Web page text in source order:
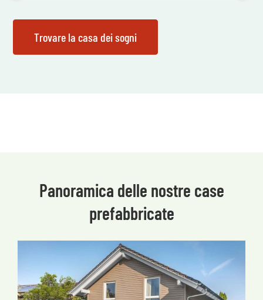
Panoramica delle nostre case
prefabbricate